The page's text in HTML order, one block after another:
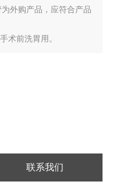
外购产品，应符合产品
术前洗胃用。
联系我们